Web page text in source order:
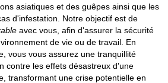
asiatiques et des guêpes ainsi que les
d'infestation. Notre objectif est de
avec vous, afin d'assurer la sécurité
de vie ou de travail. En
vous vous assurez une tranquillité
contre les effets désastreux d'une
transformant une crise potentielle en